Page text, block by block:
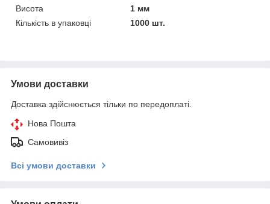
Висота
1 мм
Кількість в упаковці
1000 шт.
Умови доставки
Доставка здійснюється тільки по передоплаті.
Нова Пошта
Самовивіз
Всі умови доставки